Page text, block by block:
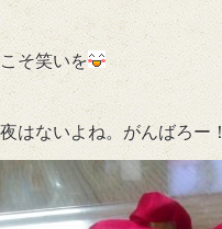
そ笑いを
はないよね。がんばろー！